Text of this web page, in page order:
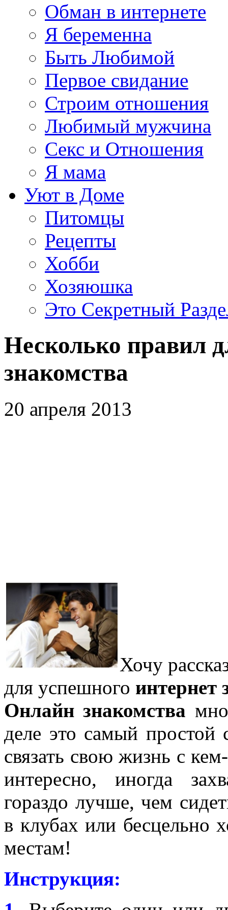
Обман в интернете
Я беременна
Быть Любимой
Первое свидание
Строим отношения
Любимый мужчина
Секс и Отношения
Я мама
Уют в Доме
Питомцы
Рецепты
Хобби
Хозяюшка
Это Секретный
Несколько правил
знакомства
20 апреля 2013
Хочу
для успешного интернет
Онлайн знакомства
деле это самый простой
связать свою жизнь с
интересно, иногда
гораздо лучше, чем
в клубах или бесцельно
местам!
Инструкция: